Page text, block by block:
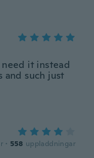
it instead
and such just
· 558 uppladdningar